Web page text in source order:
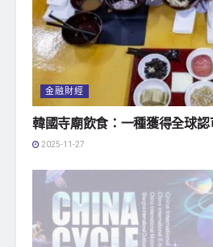
金融財經
韓國寺廟飲食：一種獲得全球
2025-11-27